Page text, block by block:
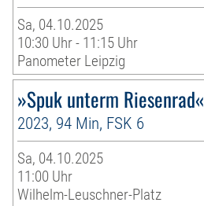
Sa, 04.10.2025
10:30 Uhr - 11:15 Uhr
Panometer Leipzig
»Spuk unterm Riesenrad«
2023, 94 Min, FSK 6
Sa, 04.10.2025
11:00 Uhr
Wilhelm-Leuschner-Platz